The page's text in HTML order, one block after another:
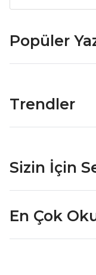
Popüler
Trendler
Sizin İçin
En Çok